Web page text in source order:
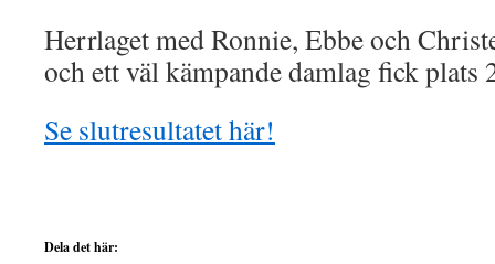
Herrlaget med Ronnie, Ebbe och
och ett väl kämpande damlag fick plats
Se slutresultatet här!
Dela det här: